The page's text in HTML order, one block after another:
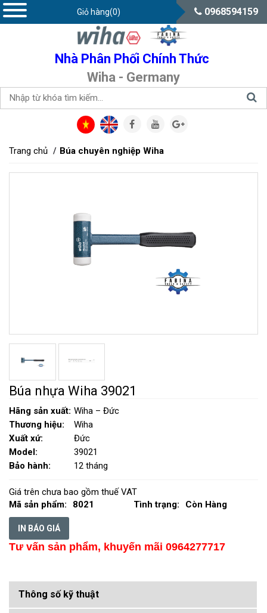
0968594159
Nhà Phân Phối Chính Thức
Wiha - Germany
Giỏ hàng(0)
Trang chủ Búa chuyên nghiệp Wiha
Búa nhựa Wiha 39021
Hãng sản xuất: Wiha – Đức
Thương hiệu:
Wiha
Xuất xứ:
Đức
Model:
39021
Bảo hành:
12 tháng
Giá trên chưa bao gồm thuế VAT
Mã sản phẩm:
8021 Tình trạng: Còn Hàng
IN BÁO GIÁ
Tư vấn sản phẩm, khuyến mãi 0964277717
Thông số kỹ thuật